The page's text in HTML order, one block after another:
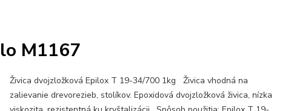
M1167
Živica dvojzložková Epilox T 19-34/700 1kg Živica vhodná na
zalievanie drevorezieb, stolíkov. Epoxidová dvojzložková živica, nízka